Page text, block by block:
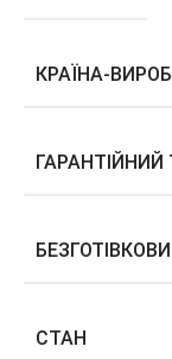
КРАЇНА-
ГАРАНТІЙНИЙ
СТАН